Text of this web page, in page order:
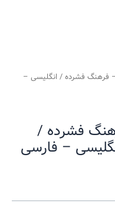
فرهنگ فشرده / انگلیسی –
فشرده /
– فارسی